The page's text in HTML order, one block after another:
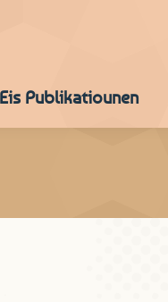
Eis Publikatiounen